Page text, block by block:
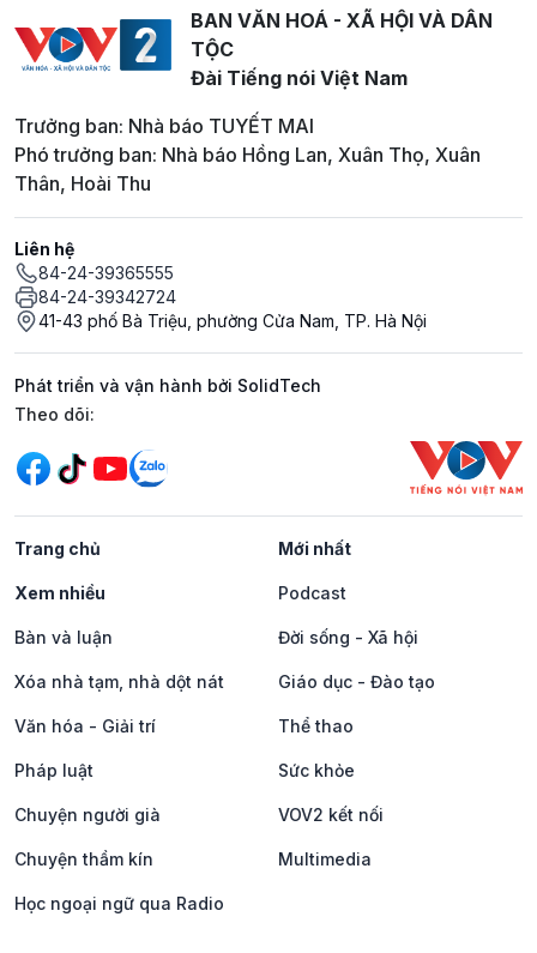
BAN VĂN HOÁ - XÃ HỘI VÀ DÂN
TỘC
Đài Tiếng nói Việt Nam
Trưởng ban: Nhà báo TUYẾT MAI
Phó trưởng ban: Nhà báo Hồng Lan, Xuân Thọ, Xuân
Thân, Hoài Thu
Liên hệ
84-24-39365555
84-24-39342724
41-43 phố Bà Triệu, phường Cửa Nam, TP. Hà Nội
Phát triển và vận hành bởi SolidTech
Mạng xã hội
Theo dõi:
Trang chủ Mới nhất
Xem nhiều Podcast
Bàn và luận Đời sống - Xã hội
Xóa nhà tạm, nhà dột nát Giáo dục - Đào tạo
Văn hóa - Giải trí Thể thao
Pháp luật Sức khỏe
Chuyện người già VOV2 kết nối
Chuyện thầm kín Multimedia
Học ngoại ngữ qua Radio